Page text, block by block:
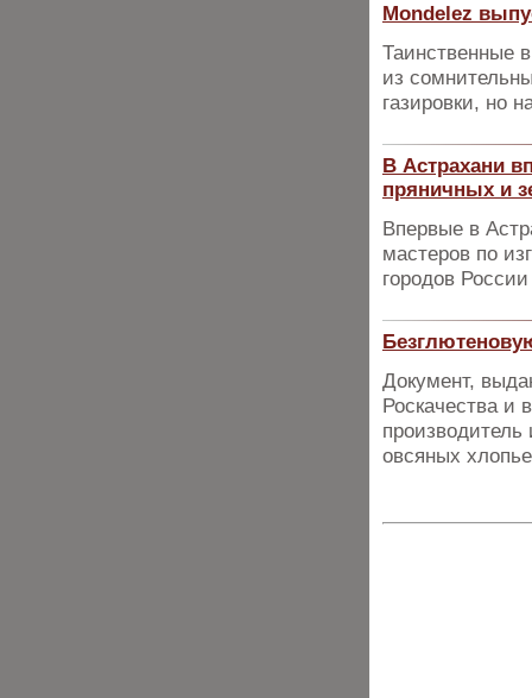
Mondelez
Таинственные
из
газировки, но
В Астрахани
пряничных и
Впервые в
мастеров по
городов России
Документ,
Роскачества и
овсяных